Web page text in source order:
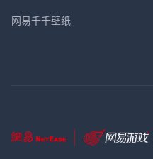
网易千千壁纸